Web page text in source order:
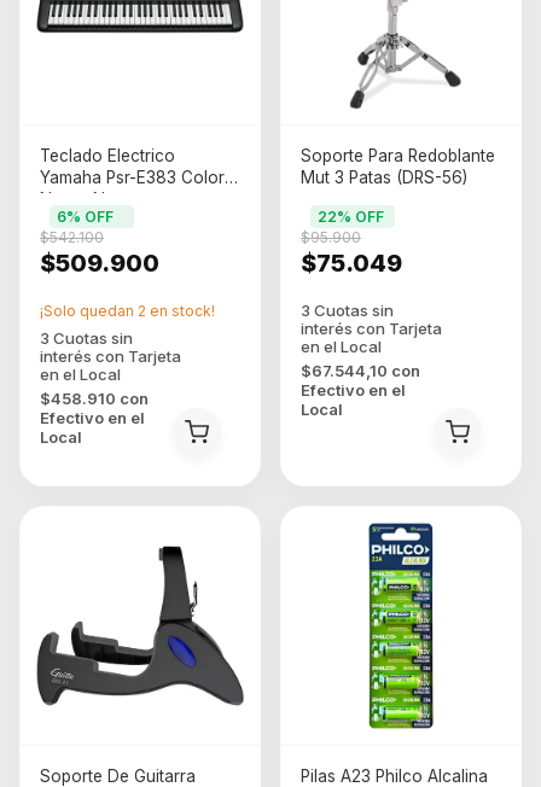
Teclado Electrico
Yamaha Psr-E383 Color
Negro Negro
$509.900
$542.100
6% OFF
$458.910 con
Efectivo en el
Local
¡Solo quedan 2 en stock!
Soporte Para Redoblante
Mut 3 Patas (DRS-56)
$75.049
$95.900
22% OFF
$67.544,10 con
Efectivo en el
Local
Soporte De Guitarra
Pilas A23 Philco Alcalina